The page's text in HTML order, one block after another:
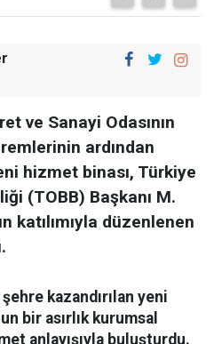
ve Sanayi Odasının
ardından
hizmet binası, Türkiye
(TOBB) Başkanı M.
katılımıyla düzenlenen
şehre kazandırılan yeni
bir asırlık kurumsal
anlayışıyla buluşturdu.